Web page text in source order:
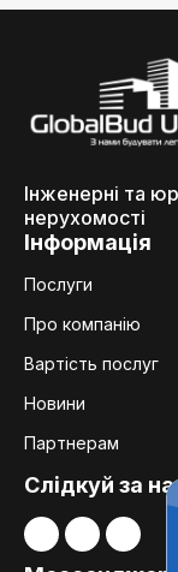
Інженерні та
нерухомості
Інформація
Послуги
Про компанію
Вартість послуг
Новини
Партнерам
Слідкуй за